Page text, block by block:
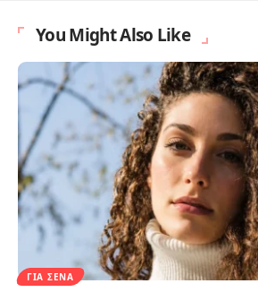
You Might Also Like
ΓΙΑ ΣΈΝΑ